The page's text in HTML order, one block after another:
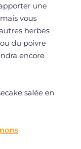
une
vous
herbes
du poivre
encore
salée en